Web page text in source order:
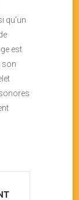
qu’un
est
son